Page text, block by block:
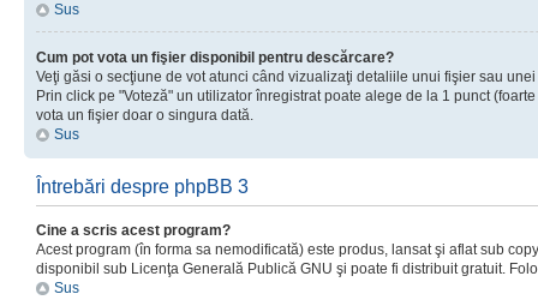
Sus
Cum pot vota un fişier disponibil pentru descărcare?
Veţi găsi o secţiune de vot atunci când vizualizaţi detaliile unui fişier sau
Prin click pe "Voteză" un utilizator înregistrat poate alege de la 1 punct
vota un fişier doar o singura dată.
Sus
Întrebări despre phpBB 3
Cine a scris acest program?
Acest program (în forma sa nemodificată) este produs, lansat şi aflat sub
disponibil sub Licenţa Generală Publică GNU şi poate fi distribuit gratuit.
Sus